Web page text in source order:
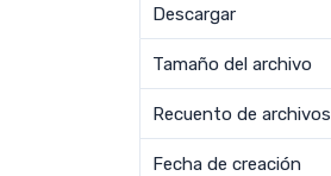
Descargar
Tamaño del archivo
Recuento de archivos
Fecha de creación